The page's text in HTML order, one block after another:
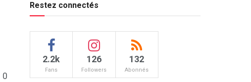
0
Restez connectés
2.2k
Fans
126
Followers
132
Abonnés